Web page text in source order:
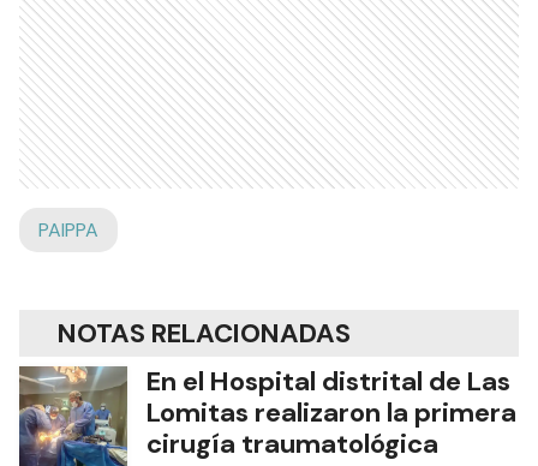
PAIPPA
NOTAS RELACIONADAS
En el Hospital distrital de Las
Lomitas realizaron la primera
cirugía traumatológica